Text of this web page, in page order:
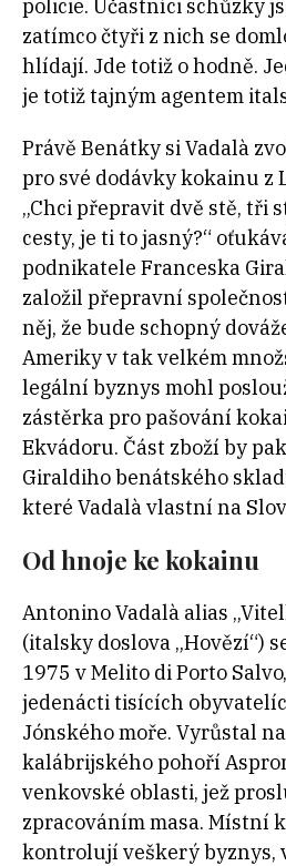
policie. Účastníci schůzky
zatímco čtyři z nich se
hlídají. Jde totiž o hodně.
je totiž tajným agentem
Právě Benátky si Vadalà
pro své dodávky kokainu z
„Chci přepravit dvě stě, tři
cesty, je ti to jasný?“
podnikatele Franceska
založil přepravní
něj, že bude schopný
Ameriky v tak velkém
legální byznys mohl
zástěrka pro pašování
Ekvádoru. Část zboží by
Giraldiho benátského
které Vadalà vlastní na
Od hnoje ke kokainu
Antonino Vadalà alias
(italsky doslova „Hovězí“)
1975 v Melito di Porto
jedenácti tisících
Jónského moře. Vyrůstal
kalábrijského pohoří
venkovské oblasti, jež
zpracováním masa. Místní
kontrolují veškerý byznys,